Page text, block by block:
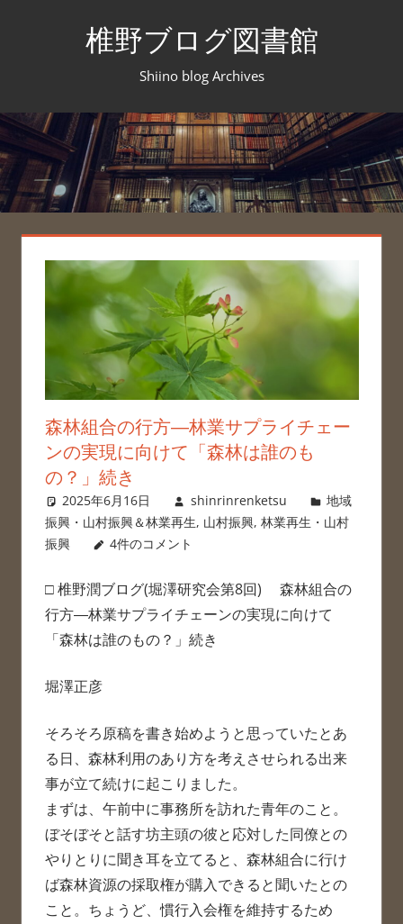
ツ
へ
ス
キ
椎野ブログ図書館
Shiino blog Archives
森林組合の行方―林業サプライチェー
ンの実現に向けて「森林は誰のも
の？」続き
2025年6月16日 shinrinrenketsu
地域
振興・山村振興＆林業再生, 山村振興, 林業再生・山村
振興
4件のコメント
□ 椎野潤ブログ(堀澤研究会第8回) 森林組合の
行方―林業サプライチェーンの実現に向けて
「森林は誰のもの？」続き
堀澤正彦
そろそろ原稿を書き始めようと思っていたとあ
る日、森林利用のあり方を考えさせられる出来
事が立て続けに起こりました。
まずは、午前中に事務所を訪れた青年のこと。
ぼそぼそと話す坊主頭の彼と応対した同僚との
やりとりに聞き耳を立てると、森林組合に行け
ば森林資源の採取権が購入できると聞いたとの
こと。ちょうど、慣行入会権を維持するため